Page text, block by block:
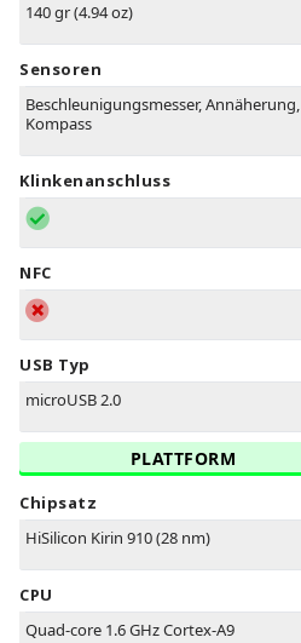
140 gr (4.94 oz)
Sensoren
Beschleunigungsmesser, Annäherung,
Kompass
Klinkenanschluss
NFC
USB Typ
microUSB 2.0
PLATTFORM
Chipsatz
HiSilicon Kirin 910 (28 nm)
CPU
Quad-core 1.6 GHz Cortex-A9